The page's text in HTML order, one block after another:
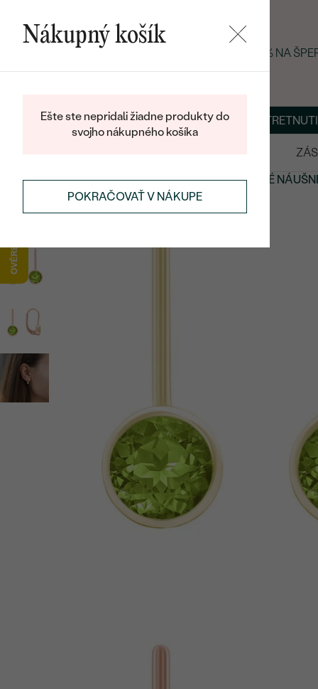
LETNÝ BLACK FRIDAY: −25 % NA
BLOGŠPERKY NA MIERU DOHODNÚŤ
NÁUŠNICENÁUŠNICE S DRAHOKAMAMIOLIVÍNOVÉ
Nákupný košík
Ešte ste nepridali žiadne produkty do
svojho nákupného košíka
POKRAČOVAŤ V NÁKUPE